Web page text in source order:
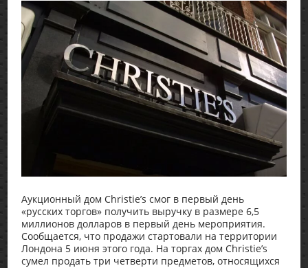
Аукционный дом Christie’s смог в первый день
«русских торгов» получить выручку в размере 6,5
миллионов долларов в первый день мероприятия.
Сообщается, что продажи стартовали на территории
Лондона 5 июня этого года. На торгах дом Christie’s
сумел продать три четверти предметов, относящихся